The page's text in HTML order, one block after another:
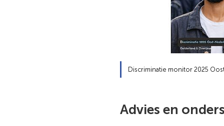
Discriminatie monitor 2025
Advies en